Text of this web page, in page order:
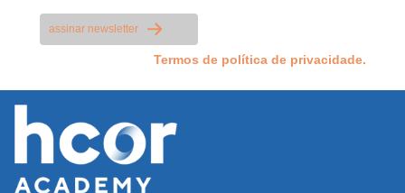
assinar newsletter
Termos de política de privacidade.